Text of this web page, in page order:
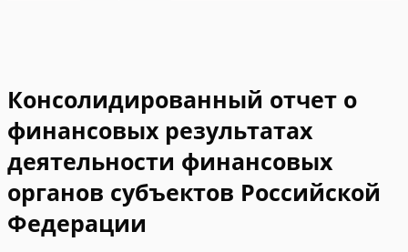
Консолидированный отчет о
финансовых результатах
деятельности финансовых
органов субъектов Российской
Федерации